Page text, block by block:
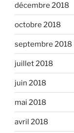
décembre 2018
octobre 2018
septembre 2018
juillet 2018
juin 2018
mai 2018
avril 2018